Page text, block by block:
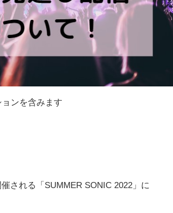
ンを含みます
される「SUMMER SONIC 2022」に